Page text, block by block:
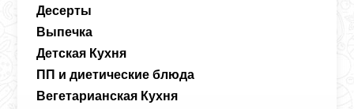
Десерты
Выпечка
Детская Кухня
ПП и диетические блюда
Вегетарианская Кухня